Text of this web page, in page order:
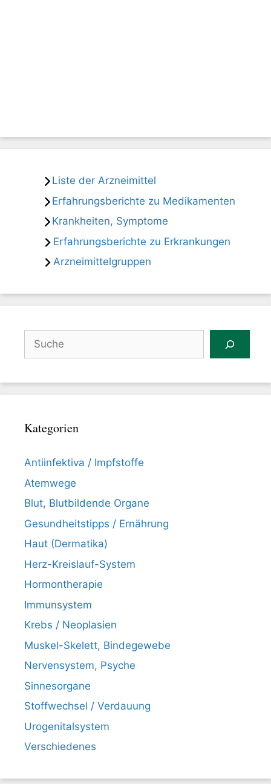
Liste der Arzneimittel
Erfahrungsberichte zu Medikamenten
Krankheiten, Symptome
Erfahrungsberichte zu Erkrankungen
Arzneimittelgruppen
Suchen
Kategorien
Antiinfektiva / Impfstoffe
Atemwege
Blut, Blutbildende Organe
Gesundheitstipps / Ernährung
Haut (Dermatika)
Herz-Kreislauf-System
Hormontherapie
Immunsystem
Krebs / Neoplasien
Muskel-Skelett, Bindegewebe
Nervensystem, Psyche
Sinnesorgane
Stoffwechsel / Verdauung
Urogenitalsystem
Verschiedenes